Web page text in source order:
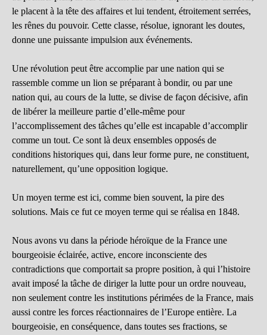
le placent à la tête des affaires et lui tendent, étroitement serrées,
les rênes du pouvoir. Cette classe, résolue, ignorant les doutes,
donne une puissante impulsion aux événements.
Une révolution peut être accomplie par une nation qui se
rassemble comme un lion se préparant à bondir, ou par une
nation qui, au cours de la lutte, se divise de façon décisive, afin
de libérer la meilleure partie d’elle-même pour
l’accomplissement des tâches qu’elle est incapable d’accomplir
comme un tout. Ce sont là deux ensembles opposés de
conditions historiques qui, dans leur forme pure, ne constituent,
naturellement, qu’une opposition logique.
Un moyen terme est ici, comme bien souvent, la pire des
solutions. Mais ce fut ce moyen terme qui se réalisa en 1848.
Nous avons vu dans la période héroïque de la France une
bourgeoisie éclairée, active, encore inconsciente des
contradictions que comportait sa propre position, à qui l’histoire
avait imposé la tâche de diriger la lutte pour un ordre nouveau,
non seulement contre les institutions périmées de la France, mais
aussi contre les forces réactionnaires de l’Europe entière. La
bourgeoisie, en conséquence, dans toutes ses fractions, se